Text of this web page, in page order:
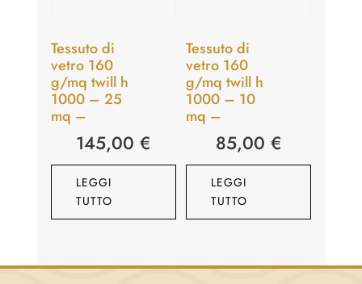
Tessuto di
vetro 160
g/mq twill h
1000 – 25
mq –
145,00€
LEGGI
TUTTO
Tessuto di
vetro 160
g/mq twill h
1000 – 10
mq –
85,00€
LEGGI
TUTTO